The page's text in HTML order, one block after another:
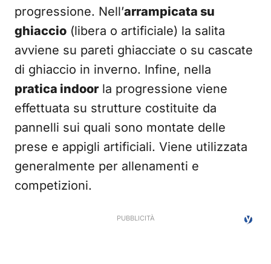
progressione. Nell’arrampicata su
ghiaccio (libera o artificiale) la salita
avviene su pareti ghiacciate o su cascate
di ghiaccio in inverno. Infine, nella
pratica indoor la progressione viene
effettuata su strutture costituite da
pannelli sui quali sono montate delle
prese e appigli artificiali. Viene utilizzata
generalmente per allenamenti e
competizioni.